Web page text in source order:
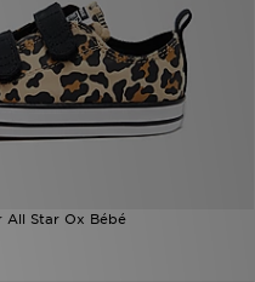
All Star Ox Bébé